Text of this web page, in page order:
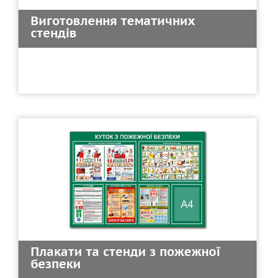
Виготовлення тематичних
стендів
Плакати та стенди з пожежної
безпеки